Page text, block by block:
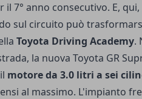
il 7° anno consecutivo. E,
sul circuito può
Toyota Driving Academy.
la nuova Toyota GR
motore da 3.0 litri a sei
al massimo. L'impianto